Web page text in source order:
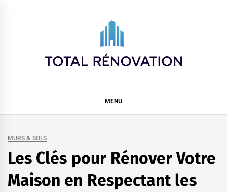
MENU
MURS & SOLS
Les Clés pour Rénover Votre
Maison en Respectant les